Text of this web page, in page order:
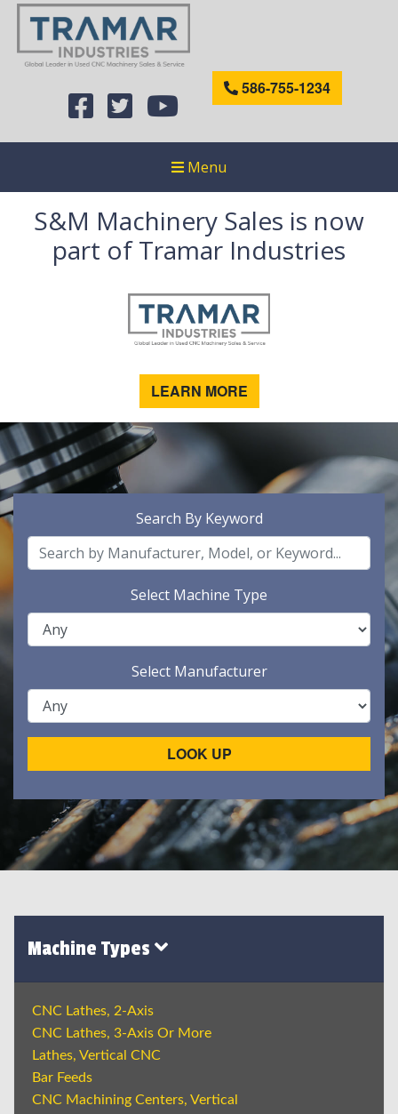
586-755-1234
Menu
S&M Machinery Sales is now
part of Tramar Industries
LEARN MORE
Search By Keyword
Select Machine Type
Select Manufacturer
LOOK UP
Machine Types
CNC Lathes, 2-Axis
CNC Lathes, 3-Axis Or More
Lathes, Vertical CNC
Bar Feeds
CNC Machining Centers, Vertical